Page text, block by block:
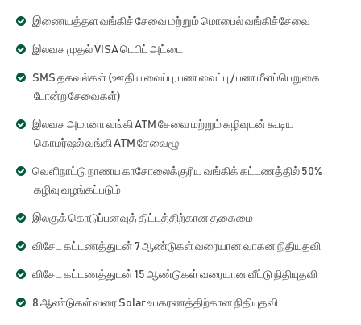
இணையத்தள வங்கிச் சேவை மற்றும் மொபைல் வங்கிச்சேவை
இலவச முதல் VISA டெபிட் அட்டை
SMS தகவல்கள் (ஊதிய வைப்பு, பண வைப்பு / பண மீளப்பெறுகை
போன்ற சேவைகள்)
இலவச அமானா வங்கி ATM சேவை மற்றும் கழிவுடன் கூடிய
கொமர்ஷல் வங்கி ATM சேவைழூ
வெளிநாட்டு நாணய காசோலைக்குரிய வங்கிக் கட்டணத்தில் 50%
கழிவு வழங்கப்படும்
இலகுக் கொடுப்பனவுத் திட்டத்திற்கான தகைமை
விசேட கட்டணத்துடன் 7 ஆண்டுகள் வரையான வாகன நிதியுதவி
விசேட கட்டணத்துடன் 15 ஆண்டுகள் வரையான வீட்டு நிதியுதவி
8 ஆண்டுகள் வரை Solar உபகரணத்திற்கான நிதியுதவி